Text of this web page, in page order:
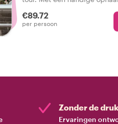
prachtige Singapore te
€89.72
per persoon
Zonder de
Ervaringen